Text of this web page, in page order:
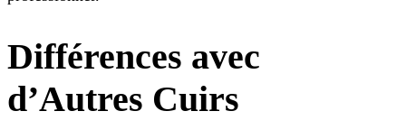
Différences avec
d’Autres Cuirs